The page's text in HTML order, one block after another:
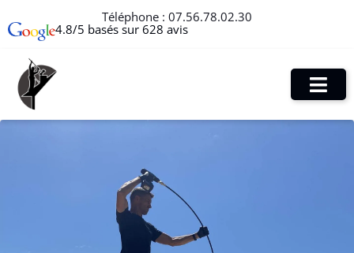
Téléphone : 07.56.78.02.30
4.8/5 basés sur 628 avis